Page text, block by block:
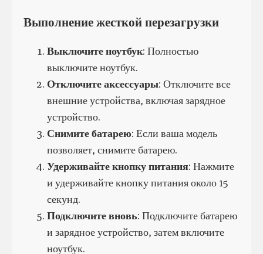
Выполнение жесткой перезагрузки
Выключите ноутбук: Полностью
выключите ноутбук.
Отключите аксессуары: Отключите все
внешние устройства, включая зарядное
устройство.
Снимите батарею: Если ваша модель
позволяет, снимите батарею.
Удерживайте кнопку питания: Нажмите
и удерживайте кнопку питания около 15
секунд.
Подключите вновь: Подключите батарею
и зарядное устройство, затем включите
ноутбук.